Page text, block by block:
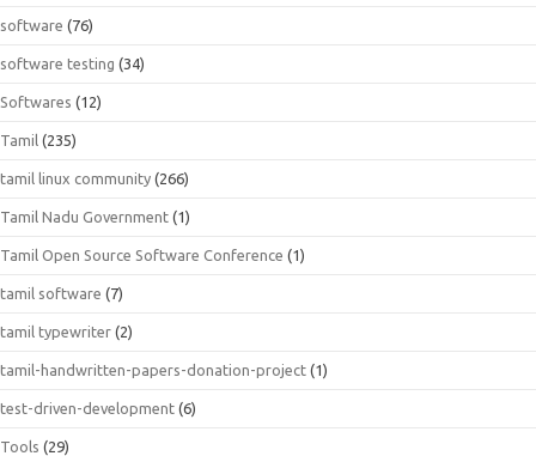
software (76)
software testing (34)
Softwares (12)
Tamil (235)
tamil linux community (266)
Tamil Nadu Government (1)
Tamil Open Source Software Conference (1)
tamil software (7)
tamil typewriter (2)
tamil-handwritten-papers-donation-project (1)
test-driven-development (6)
Tools (29)